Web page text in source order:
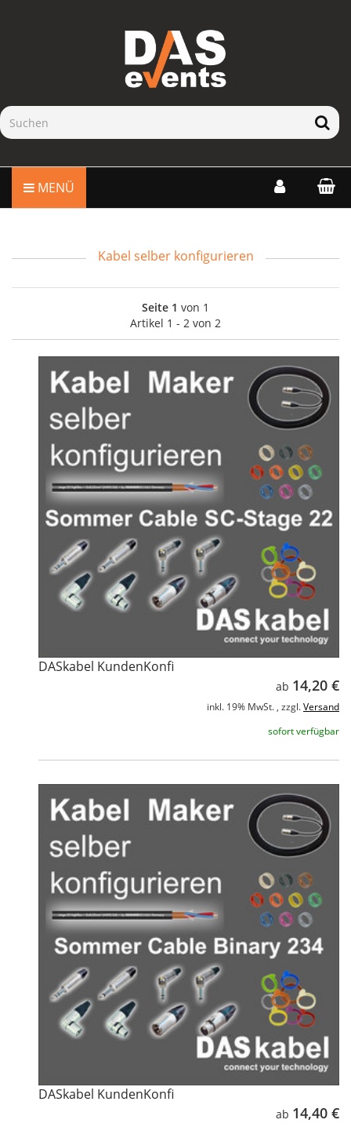
MENÜ
Kabel selber konfigurieren
Seite 1 von 1
Artikel 1 - 2 von 2
DASkabel KundenKonfi
ab 14,20 €
inkl. 19% MwSt. , zzgl. Versand
sofort verfügbar
DASkabel KundenKonfi
ab 14,40 €